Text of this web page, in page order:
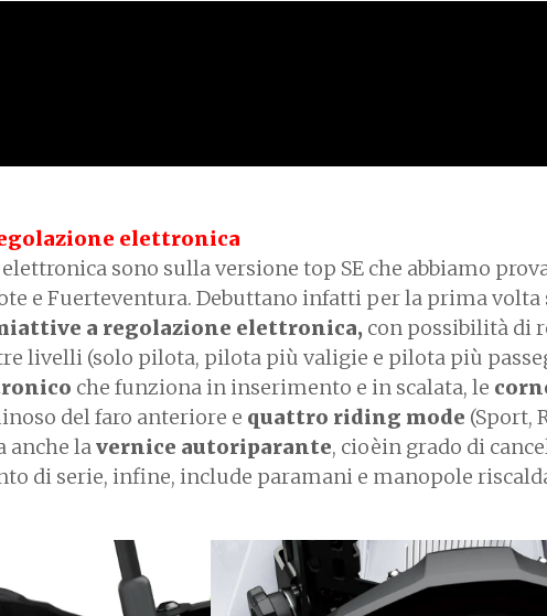
elettronica
sono sulla versione top SE che abbiamo
e Fuerteventura. Debuttano infatti per la prima volta
a regolazione elettronica, con possibilità di
livelli (solo pilota, pilota più valigie e pilota più
che funziona in inserimento e in scalata, le
del faro anteriore e quattro riding mode (Sport,
anche lavernice autoriparante, cioèin grado di
di serie, infine, include paramani e manopole